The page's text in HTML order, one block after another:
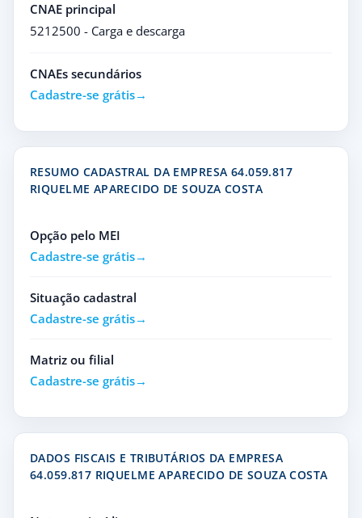
CNAE principal
5212500 - Carga e descarga
CNAEs secundários
Cadastre-se grátis
RESUMO CADASTRAL DA EMPRESA 64.059.817
RIQUELME APARECIDO DE SOUZA COSTA
Opção pelo MEI
Cadastre-se grátis
Situação cadastral
Cadastre-se grátis
Matriz ou filial
Cadastre-se grátis
DADOS FISCAIS E TRIBUTÁRIOS DA EMPRESA
64.059.817 RIQUELME APARECIDO DE SOUZA COSTA